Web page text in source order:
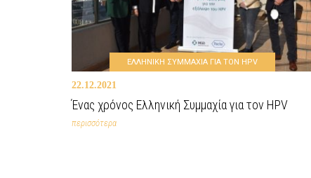
ΕΛΛΗΝΙΚΗ ΣΥΜΜΑΧΙΑ ΓΙΑ ΤΟΝ HPV
22.12.2021
Ένας χρόνος Ελληνική Συμμαχία για τον HPV
περισσότερα